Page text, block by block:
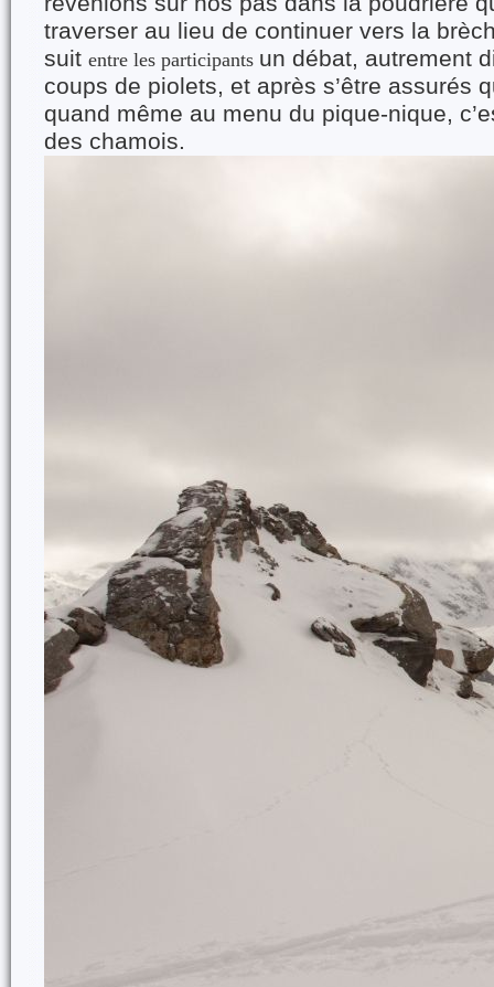
traverser au lieu de continuer vers la
suit entre les participants un débat, autrement
coups de piolets, et après s’être assurés
quand même au menu du pique-nique,
des chamois.